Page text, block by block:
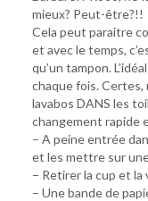
mieux? Peut-être?!!
Cela peut paraitre
et avec le temps,
qu’un tampon.
chaque fois. Certes,
lavabos DANS les
changement rapide
– A peine entrée
et les mettre sur
– Retirer la cup et
– Une bande de